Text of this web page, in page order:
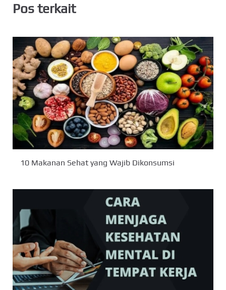
Pos terkait
10 Makanan Sehat yang Wajib Dikonsumsi